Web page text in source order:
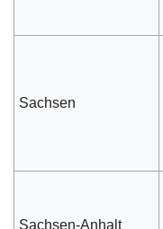
Sachsen
Sachsen-Anhalt